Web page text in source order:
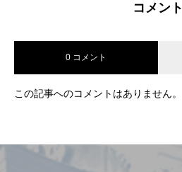
コメント
0 コメント
この記事へのコメントはありません。